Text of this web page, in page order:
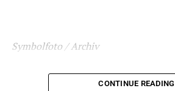
Symbolfoto / Archiv
CONTINUE READING